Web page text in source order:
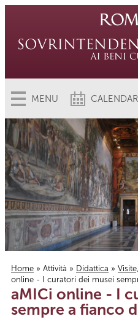
MENU
Tu sei qui
Home » Attività » Didattica »
online - I curatori dei musei
aMICi online - I
sempre a fianco